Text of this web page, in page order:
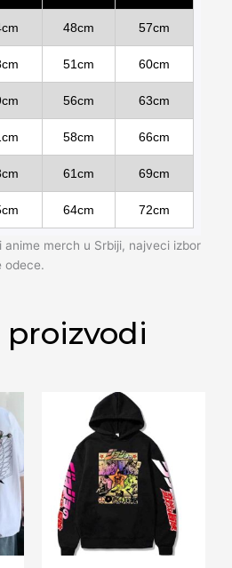
48cm 57cm
51cm 60cm
56cm 63cm
58cm 66cm
61cm 69cm
64cm 72cm
anime merch u Srbiji, najveci izbor
odece.
proizvodi